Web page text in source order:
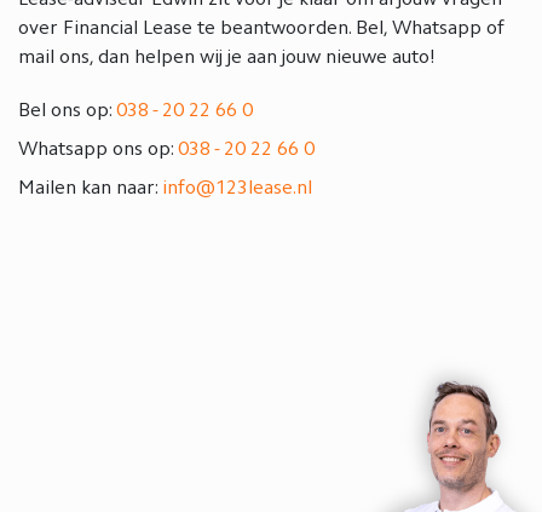
over Financial Lease te beantwoorden. Bel, Whatsapp of
mail ons, dan helpen wij je aan jouw nieuwe auto!
Bel ons op: 038 - 20 22 66 0
Whatsapp ons op: 038 - 20 22 66 0
Mailen kan naar: info@123lease.nl